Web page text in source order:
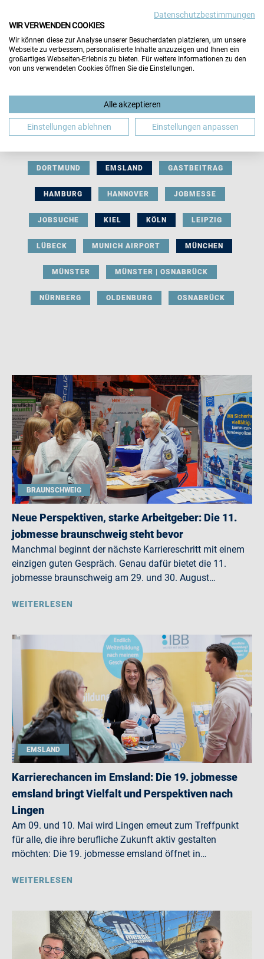
BERUFLICHE ORIENTIERUNG BEWERBUNG
DORTMUND EMSLAND GASTBEITRAG
HAMBURG HANNOVER JOBMESSE
JOBSUCHE KIEL KÖLN LEIPZIG
LÜBECK MUNICH AIRPORT MÜNCHEN
MÜNSTER MÜNSTER | OSNABRÜCK
NÜRNBERG OLDENBURG OSNABRÜCK
BRAUNSCHWEIG
Neue Perspektiven, starke Arbeitgeber: Die 11.
jobmesse braunschweig steht bevor
Manchmal beginnt der nächste Karriereschritt mit einem
einzigen guten Gespräch. Genau dafür bietet die 11.
jobmesse braunschweig am 29. und 30. August…
WEITERLESEN
EMSLAND
Karrierechancen im Emsland: Die 19. jobmesse
emsland bringt Vielfalt und Perspektiven nach
Lingen
Am 09. und 10. Mai wird Lingen erneut zum Treffpunkt
für alle, die ihre berufliche Zukunft aktiv gestalten
möchten: Die 19. jobmesse emsland öffnet in…
WEITERLESEN
Datenschutzbestimmungen
WIR VERWENDEN COOKIES
Wir können diese zur Analyse unserer Besucherdaten platzieren, um unsere
Webseite zu verbessern, personalisierte Inhalte anzuzeigen und Ihnen ein
großartiges Webseiten-Erlebnis zu bieten. Für weitere Informationen zu den
von uns verwendeten Cookies öffnen Sie die Einstellungen.
Alle akzeptieren
Einstellungen ablehnen Einstellungen anpassen